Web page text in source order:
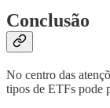
Conclusão
No centro das
tipos de ETFs pode